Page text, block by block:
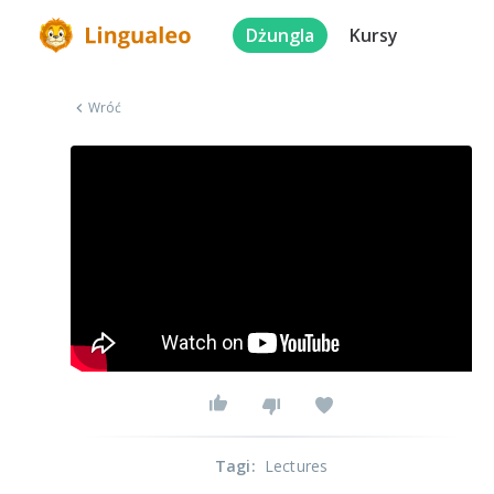
Dżungla Kursy
Wróć
Tagi: Lectures